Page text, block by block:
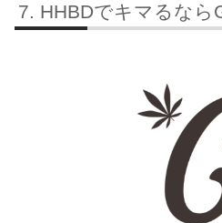
HHBDでキマるなら